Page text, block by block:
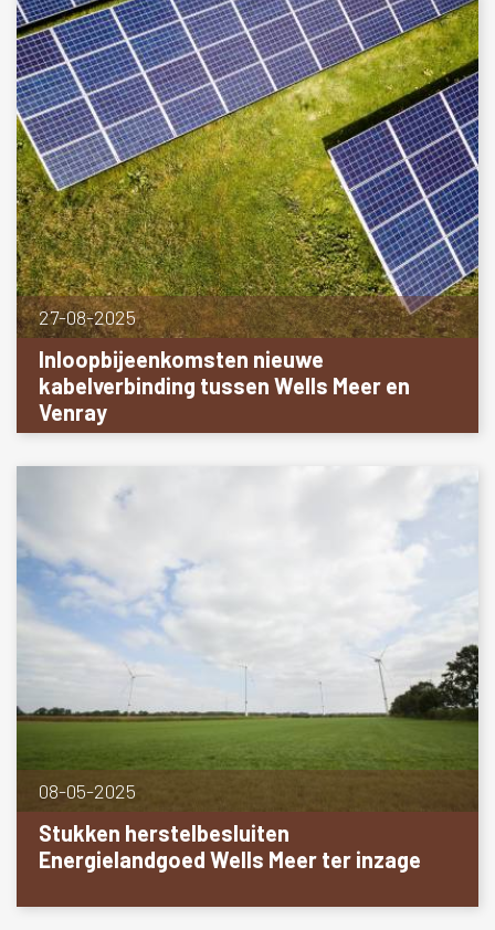
27-08-2025
Inloopbijeenkomsten nieuwe
kabelverbinding tussen Wells Meer en
Venray
08-05-2025
Stukken herstelbesluiten
Energielandgoed Wells Meer ter inzage